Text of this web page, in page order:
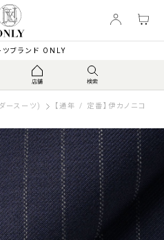
ツブランド ONLY
ースーツ) 【通年 / 定番】伊カノニコ